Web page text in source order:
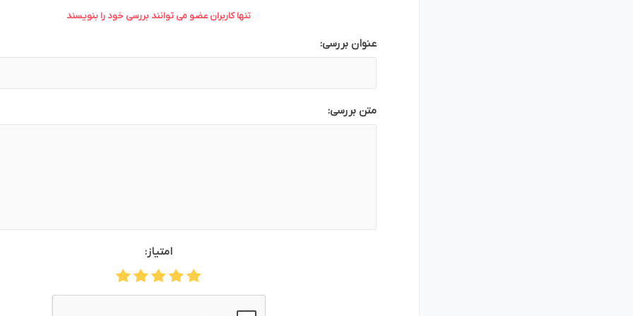
تنها کاربران عضو می توانند بررسی خود را بنویسند
عنوان بررسی:
متن بررسی:
امتیاز: